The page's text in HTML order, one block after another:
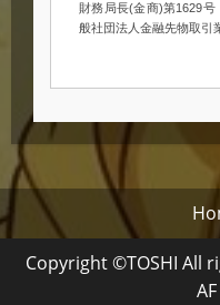
財務局長(金商)第1629
般社団法人金融先物取引
Copyright ©TOSHI All